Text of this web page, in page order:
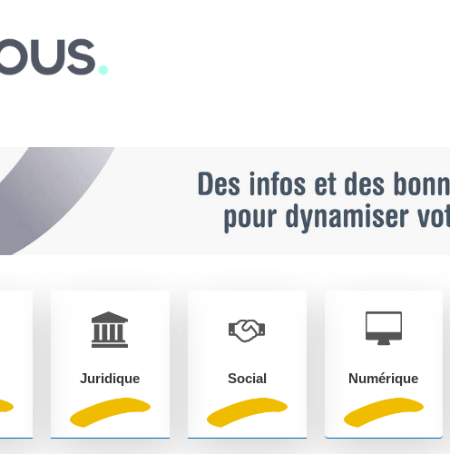
Juridique Social Numérique